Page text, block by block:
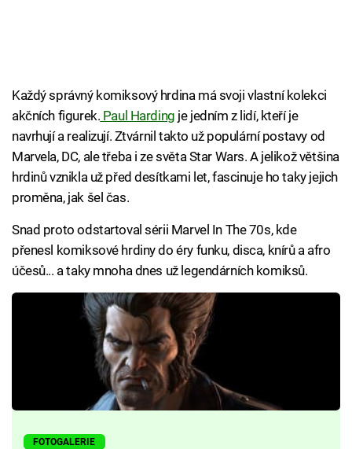
Každý správný komiksový hrdina má svoji vlastní kolekci
akčních figurek. Paul Harding je jedním z lidí, kteří je
navrhují a realizují. Ztvárnil takto už populární postavy od
Marvela, DC, ale třeba i ze světa Star Wars. A jelikož většina
hrdinů vznikla už před desítkami let, fascinuje ho taky jejich
proměna, jak šel čas.
Snad proto odstartoval sérii Marvel In The 70s, kde
přenesl komiksové hrdiny do éry funku, disca, knírů a afro
účesů... a taky mnoha dnes už legendárních komiksů.
FOTOGALERIE